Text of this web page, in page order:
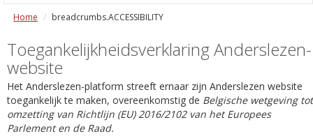
Home breadcrumbs.ACCESSIBILITY
Toegankelijkheidsverklaring Anderslezen-
website
Het Anderslezen-platform streeft ernaar zijn Anderslezen website
toegankelijk te maken, overeenkomstig de Belgische wetgeving tot
omzetting van Richtlijn (EU) 2016/2102 van het Europees
Parlement en de Raad.